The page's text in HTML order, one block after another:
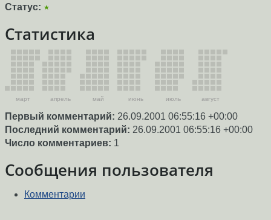
Статус: ★
Статистика
март апрель май июнь июль август
Первый комментарий: 26.09.2001 06:55:16 +00:00
Последний комментарий: 26.09.2001 06:55:16 +00:00
Число комментариев: 1
Сообщения пользователя
Комментарии